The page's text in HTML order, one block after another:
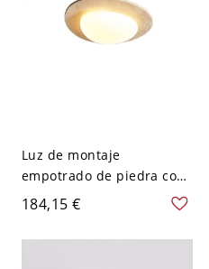
atenuación), pequeña
Luz de montaje
empotrado de piedra con
control suave de
atenuación, pantalla
sintética, forma rectilínea,
184,15 €